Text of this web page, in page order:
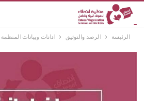
الرئيسة الرصد والتوثيق ادانات وبيانات المنظمة